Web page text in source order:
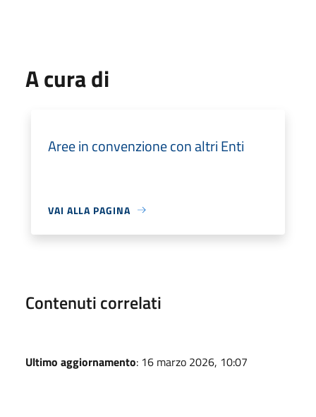
A cura di
Aree in convenzione con altri Enti
VAI ALLA PAGINA
Contenuti correlati
Ultimo aggiornamento: 16 marzo 2026, 10:07